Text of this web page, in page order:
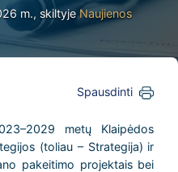
m., skiltyjeNaujienos
Spausdinti
metų Klaipėdos
(toliau – Strategija) ir
pakeitimo projektais bei